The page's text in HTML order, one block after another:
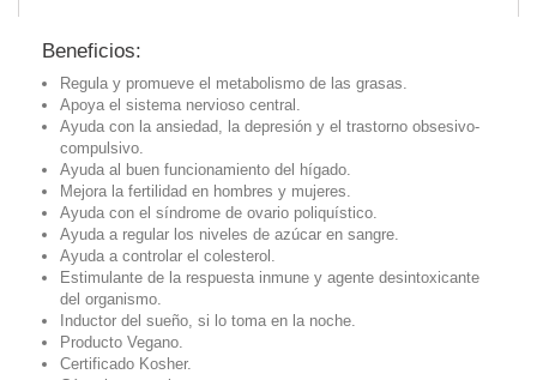
Beneficios:
Regula y promueve el metabolismo de las grasas.
Apoya el sistema nervioso central.
Ayuda con la ansiedad, la depresión y el trastorno obsesivo-
compulsivo.
Ayuda al buen funcionamiento del hígado.
Mejora la fertilidad en hombres y mujeres.
Ayuda con el síndrome de ovario poliquístico.
Ayuda a regular los niveles de azúcar en sangre.
Ayuda a controlar el colesterol.
Estimulante de la respuesta inmune y agente desintoxicante
del organismo.
Inductor del sueño, si lo toma en la noche.
Producto Vegano.
Certificado Kosher.